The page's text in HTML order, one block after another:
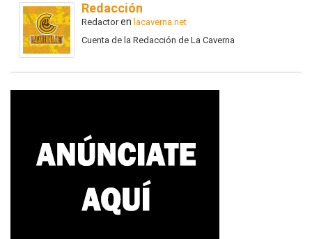
Redacción
Redactoren lacaverna.net
Cuenta de la Redacción de La Caverna